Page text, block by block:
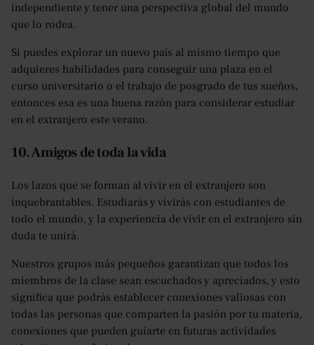
independiente y tener una perspectiva global del mundo
que lo rodea.
Si puedes explorar un nuevo país al mismo tiempo que
adquieres habilidades para conseguir una plaza en el
curso universitario o el trabajo de posgrado de tus sueños,
entonces esa es una buena razón para considerar estudiar
en el extranjero este verano.
10. Amigos de toda la vida
Los lazos que se forman al vivir en el extranjero son
inquebrantables. Estudiarás y vivirás con estudiantes de
todo el mundo, y la experiencia de vivir en el extranjero sin
duda te unirá.
Nuestros grupos más pequeños garantizan que todos los
miembros de la clase sean escuchados y apreciados, y esto
significa que podrás establecer conexiones valiosas con
todas las personas que comparten la pasión por tu materia,
conexiones que pueden guiarte en futuras actividades